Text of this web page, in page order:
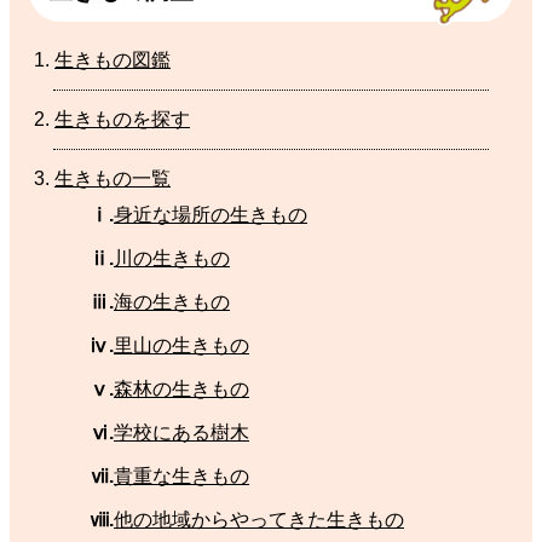
生きもの図鑑
生きものを探す
生きもの一覧
ⅰ.身近な場所の生きもの
ⅱ.川 の生きもの
ⅲ.海の生きもの
ⅳ.里山の生きもの
ⅴ.森林の生きもの
ⅵ.学校にある樹木
ⅶ.貴重な生きもの
ⅷ.他の地域からやってきた生きもの